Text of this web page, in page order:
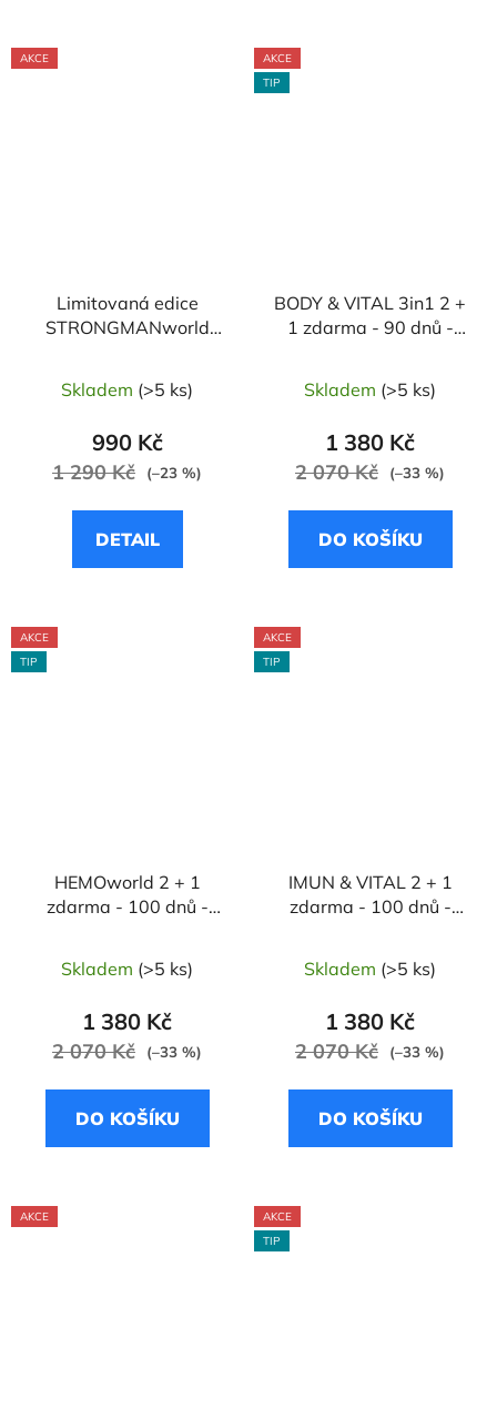
AKCE
Limitovaná edice
STRONGMANworld
- speciálně pro muže
Skladem (>5 ks)
990 Kč
1 290 Kč (–23 %)
DETAIL
AKCE
TIP
BODY & VITAL 3in1 2 +
1 zdarma - 90 dnů -
Skladem (>5 ks)
1 380 Kč
2 070 Kč (–33 %)
DO KOŠÍKU
AKCE
TIP
HEMOworld 2 + 1
zdarma - 100 dnů -
bajkalský
Skladem (>5 ks)
1 380 Kč
2 070 Kč (–33 %)
DO KOŠÍKU
AKCE
TIP
IMUN & VITAL 2 + 1
zdarma - 100 dnů -
Skladem (>5 ks)
1 380 Kč
2 070 Kč (–33 %)
DO KOŠÍKU
AKCE
AKCE
TIP